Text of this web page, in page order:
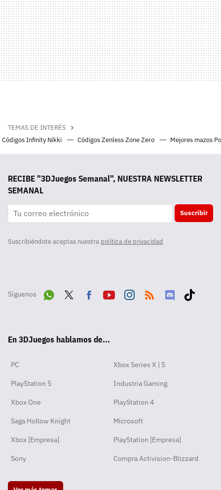
TEMAS DE INTERÉS
Códigos Infinity Nikki
Códigos Zenless Zone Zero Mejores mazos
RECIBE "3DJuegos Semanal", NUESTRA NEWSLETTER
SEMANAL
Suscribir
Suscribiéndote aceptas nuestra política de privacidad
Síguenos
pp
ok
En 3DJuegos hablamos de...
PC Xbox Series X | S
PlayStation 5 Industria Gaming
Xbox One PlayStation 4
Saga Hollow Knight Microsoft
Xbox [Empresa] PlayStation [Empresa]
Sony Compra Activision-Blizzard